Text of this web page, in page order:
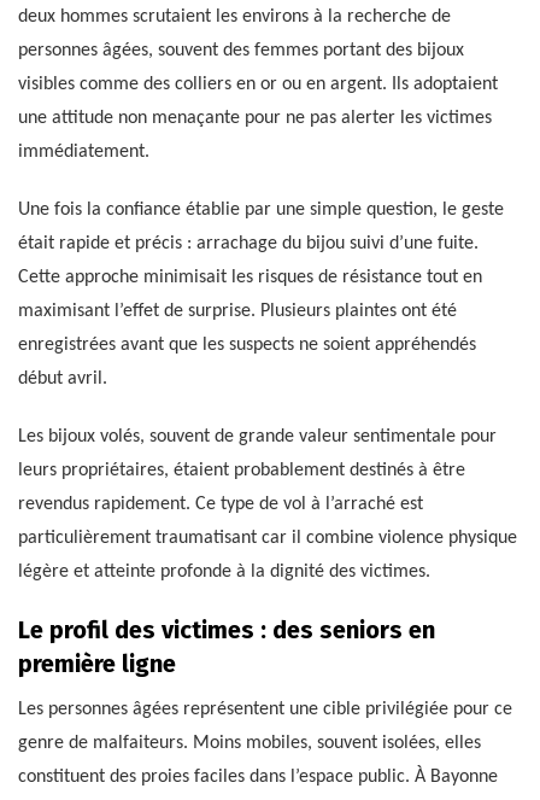
deux hommes scrutaient les environs à la recherche de
personnes âgées, souvent des femmes portant des bijoux
visibles comme des colliers en or ou en argent. Ils adoptaient
une attitude non menaçante pour ne pas alerter les victimes
immédiatement.
Une fois la confiance établie par une simple question, le geste
était rapide et précis : arrachage du bijou suivi d’une fuite.
Cette approche minimisait les risques de résistance tout en
maximisant l’effet de surprise. Plusieurs plaintes ont été
enregistrées avant que les suspects ne soient appréhendés
début avril.
Les bijoux volés, souvent de grande valeur sentimentale pour
leurs propriétaires, étaient probablement destinés à être
revendus rapidement. Ce type de vol à l’arraché est
particulièrement traumatisant car il combine violence physique
légère et atteinte profonde à la dignité des victimes.
Le profil des victimes : des seniors en
première ligne
Les personnes âgées représentent une cible privilégiée pour ce
genre de malfaiteurs. Moins mobiles, souvent isolées, elles
constituent des proies faciles dans l’espace public. À Bayonne